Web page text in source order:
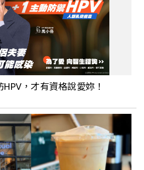
，才有資格說愛妳！